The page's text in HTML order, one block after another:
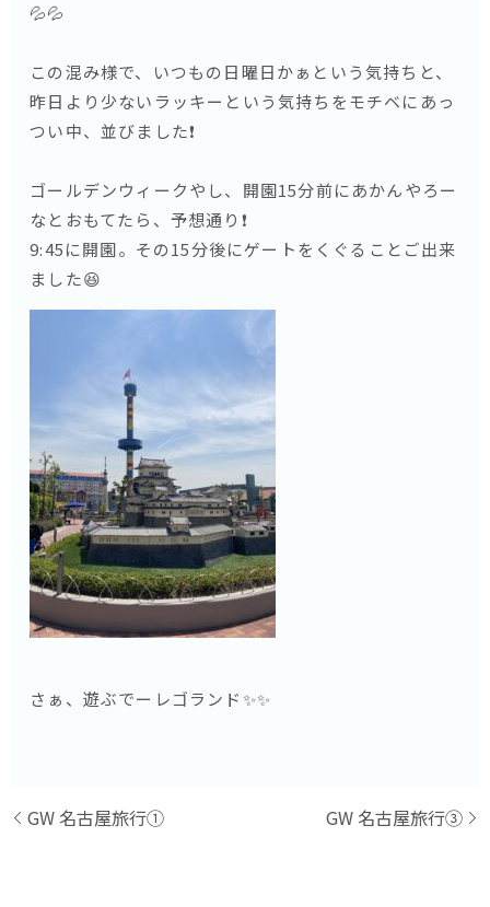
💦💦
この混み様で、いつもの日曜日かぁという気持ちと、
昨日より少ないラッキーという気持ちをモチベにあっ
つい中、並びました❗️
ゴールデンウィークやし、開園15分前にあかんやろー
なとおもてたら、予想通り❗️
9:45に開園。その15分後にゲートをくぐることご出来
ました😆
さぁ、遊ぶでーレゴランド✨✨
GW 名古屋旅行① GW 名古屋旅行③